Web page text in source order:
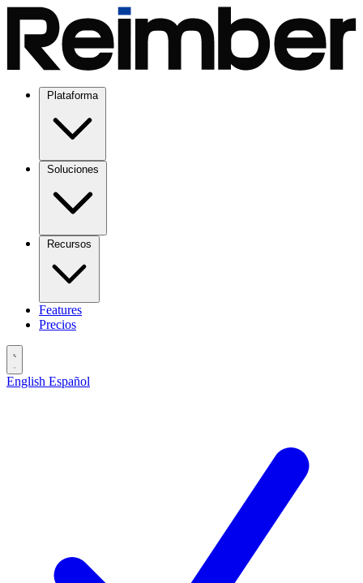
Features
Precios
English Español